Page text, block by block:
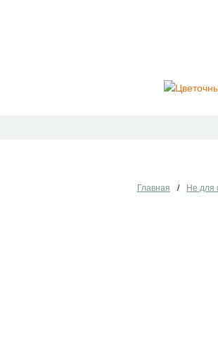
Главная / Не для